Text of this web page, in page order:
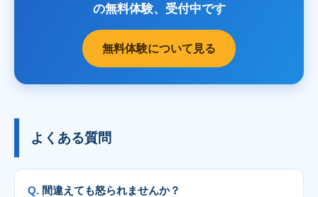
の無料体験、受付中です
無料体験について見る
よくある質問
間違えても怒られませんか？